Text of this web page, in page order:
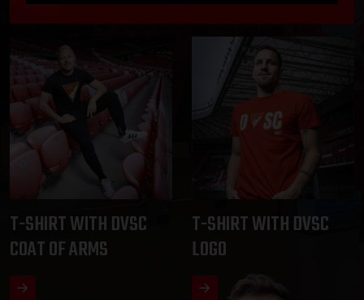
T-SHIRT WITH DVSC
COAT OF ARMS
T-SHIRT WITH DVSC
LOGO